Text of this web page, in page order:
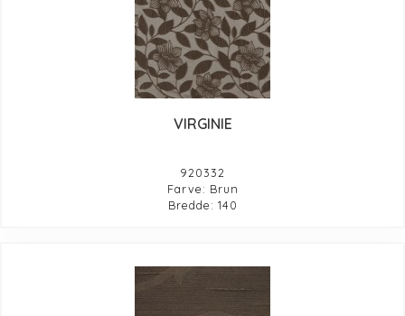
VIRGINIE
920332
Farve: Brun
Bredde: 140